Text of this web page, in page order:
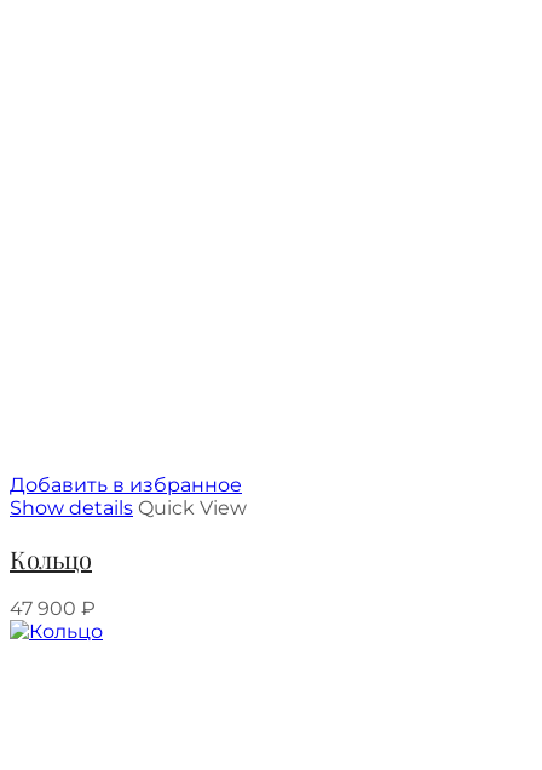
Добавить в избранное
Show details Quick View
Кольцо
47 900 ₽